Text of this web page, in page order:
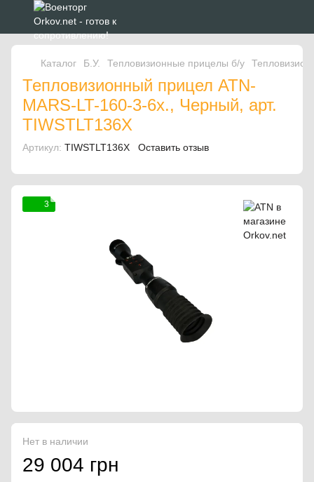
Каталог Б.У. Тепловизионные прицелы б/у
Тепловизионный прицел ATN-
MARS-LT-160-3-6x., Черный, арт.
TIWSTLT136X
Артикул: TIWSTLT136X Оставить отзыв
3
Нет в наличии
29 004 грн